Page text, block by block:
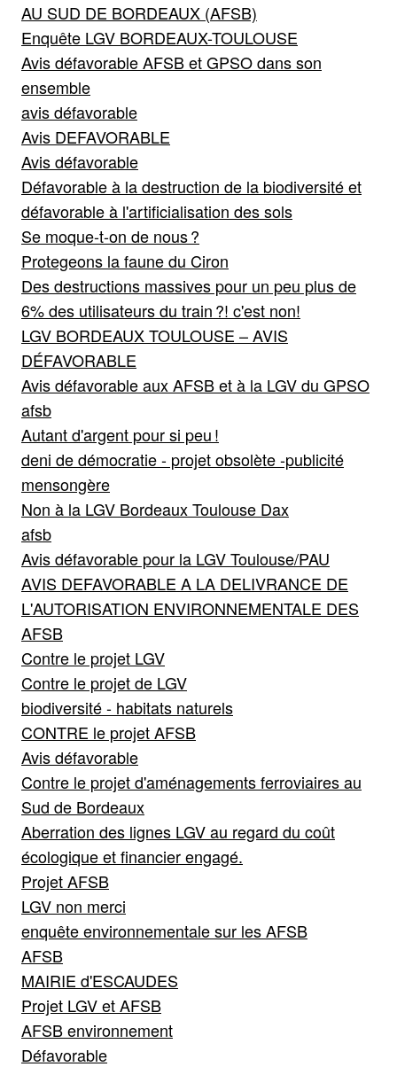
AU SUD DE BORDEAUX (AFSB)
Enquête LGV BORDEAUX-TOULOUSE
Avis défavorable AFSB et GPSO dans son
ensemble
avis défavorable
Avis DEFAVORABLE
Avis défavorable
Défavorable à la destruction de la biodiversité et
défavorable à l'artificialisation des sols
Se moque-t-on de nous ?
Protegeons la faune du Ciron
Des destructions massives pour un peu plus de
6% des utilisateurs du train ?! c'est non!
LGV BORDEAUX TOULOUSE – AVIS
DÉFAVORABLE
Avis défavorable aux AFSB et à la LGV du GPSO
afsb
Autant d'argent pour si peu !
deni de démocratie - projet obsolète -publicité
mensongère
Non à la LGV Bordeaux Toulouse Dax
afsb
Avis défavorable pour la LGV Toulouse/PAU
AVIS DEFAVORABLE A LA DELIVRANCE DE
L'AUTORISATION ENVIRONNEMENTALE DES
AFSB
Contre le projet LGV
Contre le projet de LGV
biodiversité - habitats naturels
CONTRE le projet AFSB
Avis défavorable
Contre le projet d'aménagements ferroviaires au
Sud de Bordeaux
Aberration des lignes LGV au regard du coût
écologique et financier engagé.
Projet AFSB
LGV non merci
enquête environnementale sur les AFSB
AFSB
MAIRIE d'ESCAUDES
Projet LGV et AFSB
AFSB environnement
Défavorable